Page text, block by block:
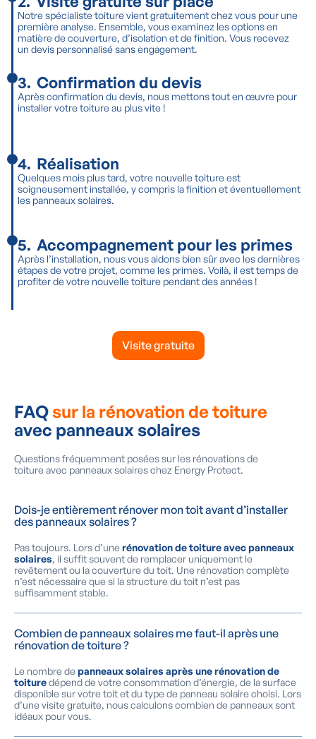
Notre spécialiste toiture vient gratuitement chez vous pour une
première analyse. Ensemble, vous examinez les options en
matière de couverture, d’isolation et de finition. Vous recevez
un devis personnalisé sans engagement.
3. Confirmation du devis
Après confirmation du devis, nous mettons tout en œuvre pour
installer votre toiture au plus vite !
4. Réalisation
Quelques mois plus tard, votre nouvelle toiture est
soigneusement installée, y compris la finition et éventuellement
les panneaux solaires.
5. Accompagnement pour les primes
Après l’installation, nous vous aidons bien sûr avec les dernières
étapes de votre projet, comme les primes. Voilà, il est temps de
profiter de votre nouvelle toiture pendant des années !
Visite gratuite
FAQsur la rénovation de toiture
avec panneaux solaires
Questions fréquemment posées sur les rénovations de
toiture avec panneaux solaires chez Energy Protect.
Dois-je entièrement rénover mon toit avant d’installer
des panneaux solaires ?
Pas toujours. Lors d’une rénovation de toiture avec panneaux
solaires, il suffit souvent de remplacer uniquement le
revêtement ou la couverture du toit. Une rénovation complète
n’est nécessaire que si la structure du toit n’est pas
suffisamment stable.
Combien de panneaux solaires me faut-il après une
rénovation de toiture ?
Le nombre de panneaux solaires après une rénovation de
toituredépend de votre consommation d’énergie, de la surface
disponible sur votre toit et du type de panneau solaire choisi. Lors
d’une visite gratuite, nous calculons combien de panneaux sont
idéaux pour vous.